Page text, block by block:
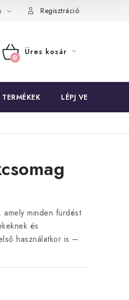
Regisztráció
KOSÁR
Üres kosár
LÉPJ VELÜNK
minden fürdést
és
használatkor is –